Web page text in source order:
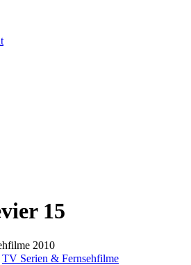
15
2010
TV Serien & Fernsehfilme